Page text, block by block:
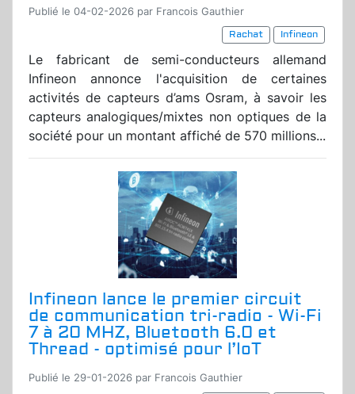
Publié le 04-02-2026 par Francois Gauthier
Rachat
Infineon
Le fabricant de semi-conducteurs allemand
Infineon annonce l'acquisition de certaines
activités de capteurs d’ams Osram, à savoir les
capteurs analogiques/mixtes non optiques de la
société pour un montant affiché de 570 millions...
Infineon lance le premier circuit
de communication tri-radio - Wi-Fi
7 à 20 MHZ, Bluetooth 6.0 et
Thread - optimisé pour l’IoT
Publié le 29-01-2026 par Francois Gauthier